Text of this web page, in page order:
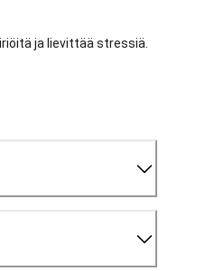
ja lievittää stressiä.